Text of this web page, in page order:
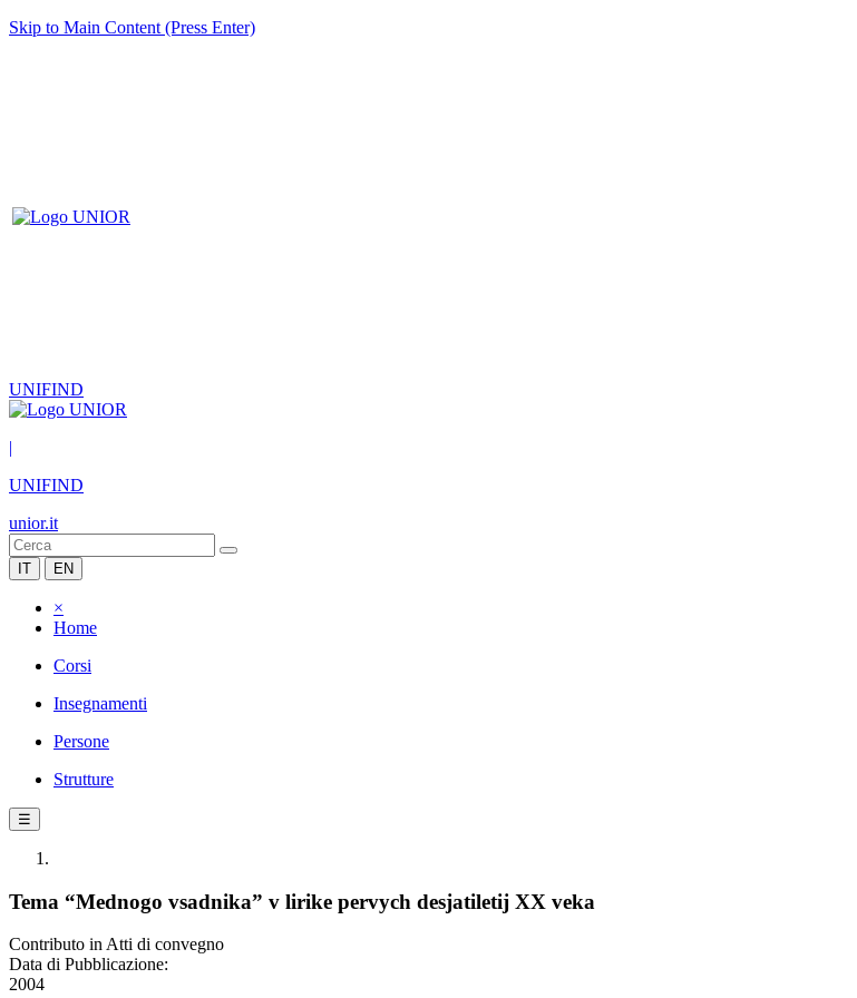
Skip to Main Content (Press Enter)
UNIFIND
|
UNIFIND
unior.it
IT EN
×
Home
Corsi
Insegnamenti
Persone
Strutture
☰
Tema “Mednogo vsadnika” v lirike pervych desjatiletij XX veka
Contributo in Atti di convegno
Data di Pubblicazione:
2004